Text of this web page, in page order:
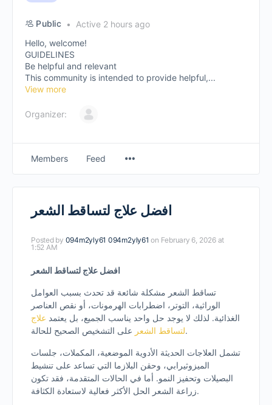
Public
Active 2 hours ago
Hello, welcome!
GUIDELINES
Be helpful and relevant
This community is intended to provide helpful,...
View more
Organizer:
Members Feed
افضل علاج لتساقط الشعر
Posted by 094m2yly61 094m2yly61 on February 6, 2026 at
1:52 AM
افضل علاج لتساقط الشعر
تساقط الشعر مشكلة شائعة قد تحدث بسبب العوامل
الوراثية، التوتر، اضطرابات الهرمونات، أو نقص العناصر
الغذائية. لذلك لا يوجد حل واحد يناسب الجميع، بل يعتمد علاج
لتساقط الشعرعلى التشخيص الصحيح للحالة.
تشمل العلاجات الحديثة الأدوية الموضعية، المكملات، جلسات
الميزوثيرابي، وحقن البلازما التي تساعد على تنشيط
البصيلات وتحفيز النمو. أما في الحالات المتقدمة، فقد تكون
زراعة الشعر الحل الأكثر فعالية لاستعادة الكثافة.